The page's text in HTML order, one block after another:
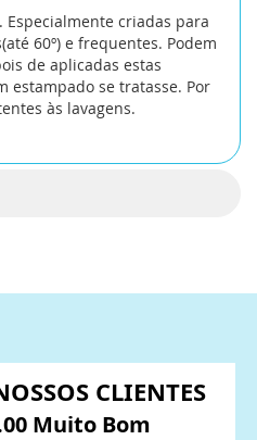
criadas para
60º) e frequentes. Podem
de aplicadas estas
estampado se tratasse. Por
às lavagens.
CLIENTES
Muito Bom